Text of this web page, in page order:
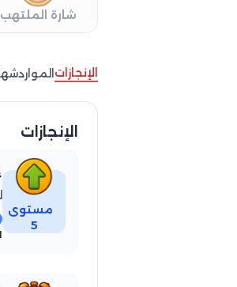
شارة الملتهب
الإنجازات الموارد
الإنجازات
مستوى
5